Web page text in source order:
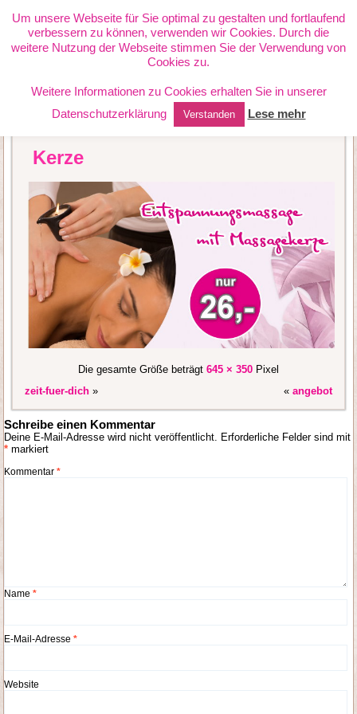
PHYSIOTHERAPIE JANETTE
RICHTER
Kerze
Die gesamte Größe beträgt 645 × 350 Pixel
zeit-fuer-dich » « angebot
Schreibe einen Kommentar
Deine E-Mail-Adresse wird nicht veröffentlicht. Erforderliche Felder sind mit
* markiert
Kommentar*
Name*
E-Mail-Adresse*
Website
Um unsere Webseite für Sie optimal zu gestalten und fortlaufend
verbessern zu können, verwenden wir Cookies. Durch die
weitere Nutzung der Webseite stimmen Sie der Verwendung von
Cookies zu.
Weitere Informationen zu Cookies erhalten Sie in unserer
Datenschutzerklärung
Verstanden Lese mehr